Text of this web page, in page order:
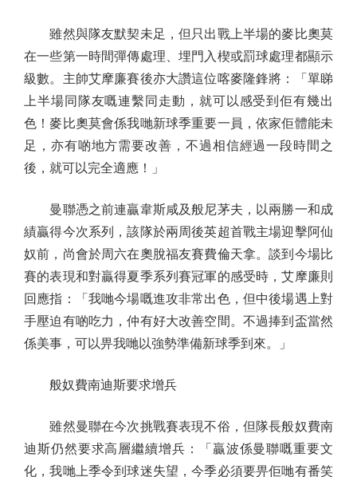
雖然與隊友默契未足，但只出戰上半場的麥比奧莫
在一些第一時間彈傳處理、埋門入楔或罰球處理都顯示
級數。主帥艾摩廉賽後亦大讚這位喀麥隆鋒將：「單睇
上半場同隊友嘅連繫同走動，就可以感受到佢有幾出
色！麥比奧莫會係我哋新球季重要一員，依家佢體能未
足，亦有啲地方需要改善，不過相信經過一段時間之
後，就可以完全適應！」
曼聯憑之前連贏韋斯咸及般尼茅夫，以兩勝一和成
績贏得今次系列，該隊於兩周後英超首戰主場迎擊阿仙
奴前，尚會於周六在奧脫福友賽費倫天拿。談到今場比
賽的表現和對贏得夏季系列賽冠軍的感受時，艾摩廉則
回應指：「我哋今場嘅進攻非常出色，但中後場遇上對
手壓迫有啲吃力，仲有好大改善空間。不過捧到盃當然
係美事，可以畀我哋以強勢準備新球季到來。」
般奴費南迪斯要求增兵
雖然曼聯在今次挑戰賽表現不俗，但隊長般奴費南
迪斯仍然要求高層繼續增兵：「贏波係曼聯嘅重要文
化，我哋上季令到球迷失望，今季必須要畀佢哋有番笑